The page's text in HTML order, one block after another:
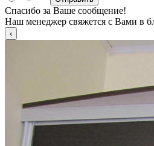
Спасибо за Ваше сообщение!
Наш менеджер свяжется с Вами в